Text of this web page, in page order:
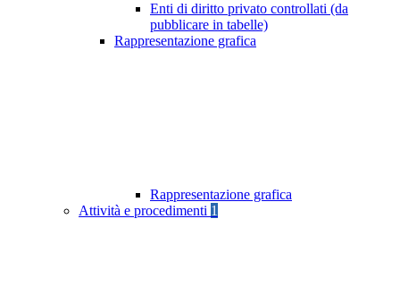
Enti di diritto privato controllati (da
pubblicare in tabelle)
Rappresentazione grafica
Rappresentazione grafica
Attività e procedimenti 1